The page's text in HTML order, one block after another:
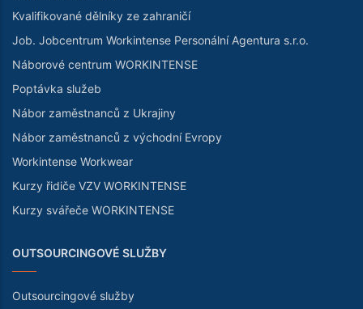
Kvalifikované dělníky ze zahraničí
Job. Jobcentrum Workintense Personální Agentura s.r.o.
Náborové centrum WORKINTENSE
Poptávka služeb
Nábor zaměstnanců z Ukrajiny
Nábor zaměstnanců z východní Evropy
Workintense Workwear
Kurzy řidiče VZV WORKINTENSE
Kurzy svářeče WORKINTENSE
OUTSOURCINGOVÉ SLUŽBY
Outsourcingové služby